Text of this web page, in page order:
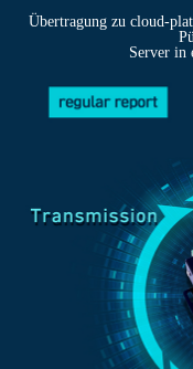
Übertragung zu cloud-
Server in